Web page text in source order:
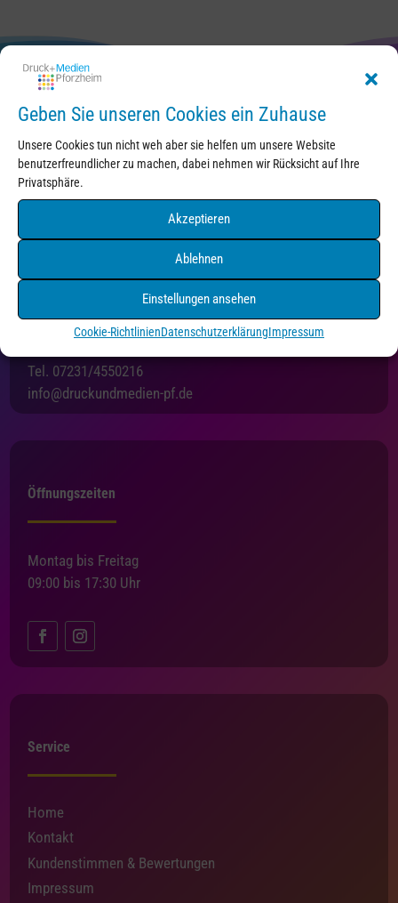
Geben Sie unseren Cookies ein Zuhause
Unsere Cookies tun nicht weh aber sie helfen um unsere Website
benutzerfreundlicher zu machen, dabei nehmen wir Rücksicht auf Ihre
Privatsphäre.
Akzeptieren
Ablehnen
Einstellungen ansehen
Cookie-RichtlinienDatenschutzerklärungImpressum
Druck+Medien Pforzheim
Holzgartenstraße 3
Tel. 07231/4550216
info@druckundmedien-pf.de
Öffnungszeiten
Montag bis Freitag
09:00 bis 17:30 Uhr
Service
Home
Kontakt
Kundenstimmen & Bewertungen
Impressum